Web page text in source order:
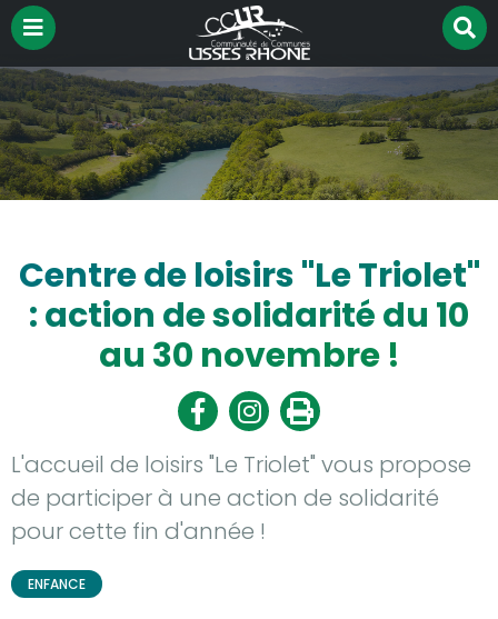
Aller à la recherche
Menu
le
Centre de loisirs "Le Triolet"
: action de solidarité du 10
au 30 novembre !
Partager
sur
Facebook
Partager
sur
Twitter
Imprimer
L'accueil de loisirs "Le Triolet" vous propose
de participer à une action de solidarité
pour cette fin d'année !
Thématique :
ENFANCE